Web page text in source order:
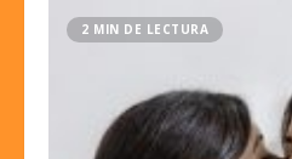
2 MIN DE LECTURA